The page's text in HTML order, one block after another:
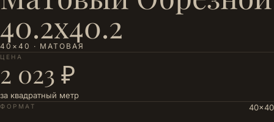
40.2x40.2
40×40 · МАТОВАЯ
ЦЕНА
2 023 ₽
за квадратный метр
ФОРМАТ 40×40